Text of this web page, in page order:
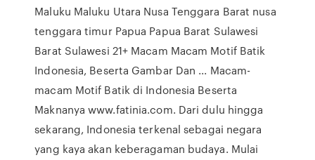
Maluku Maluku Utara Nusa Tenggara Barat nusa
tenggara timur Papua Papua Barat Sulawesi
Barat Sulawesi 21+ Macam Macam Motif Batik
Indonesia, Beserta Gambar Dan ... Macam-
macam Motif Batik di Indonesia Beserta
Maknanya www.fatinia.com. Dari dulu hingga
sekarang, Indonesia terkenal sebagai negara
yang kaya akan keberagaman budaya. Mulai